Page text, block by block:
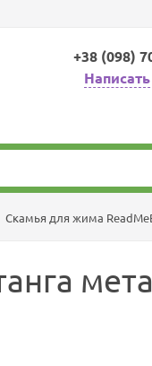
+38 (098)
Скамья для жима